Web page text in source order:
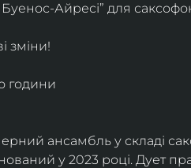
Айресі” для
зміни!
години
ансамбль у складі
у 2023 році. Дует